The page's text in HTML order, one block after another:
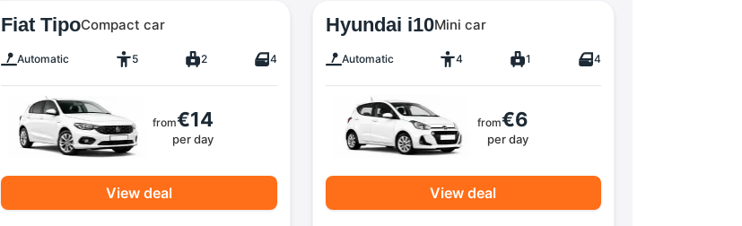
Fiat TipoCompact car
Automatic 5 2 4
from€14
per day
View deal
Hyundai i10Mini car
Automatic 4 1 4
from€6
per day
View deal